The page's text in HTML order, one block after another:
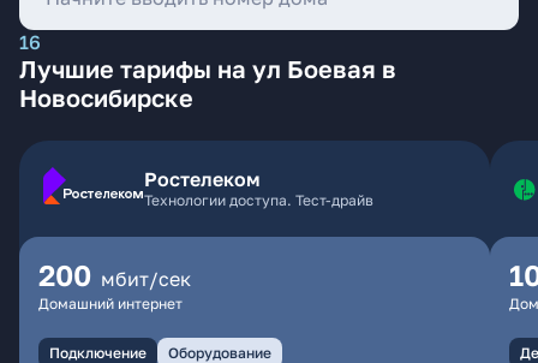
16
Лучшие тарифы на ул Боевая в
Новосибирске
Ростелеком
Технологии доступа. Тест-драйв
200 мбит/сек
Домашний интернет
Подключение Оборудование